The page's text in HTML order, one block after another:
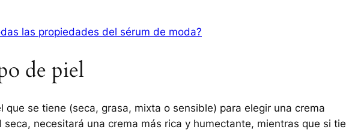
las propiedades del sérum de moda?
de piel
que se tiene (seca, grasa, mixta o sensible) para elegir una crema
necesitará una crema más rica y humectante, mientras que si